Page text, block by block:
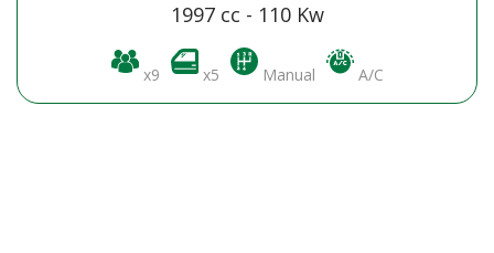
1997 cc - 110 Kw
x9 x5 Manual A/C